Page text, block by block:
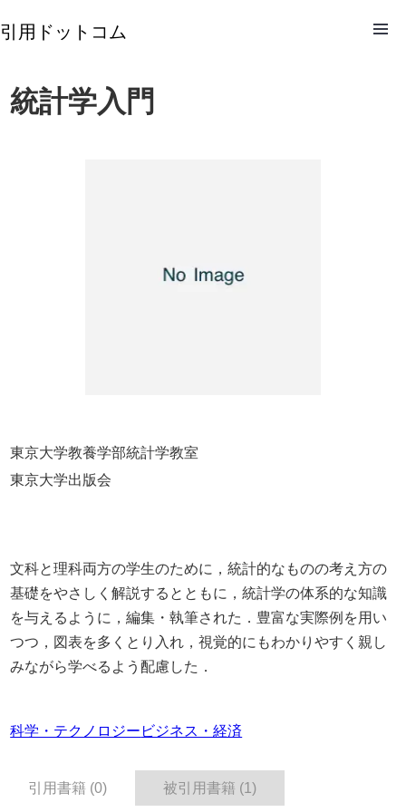
引用ドットコム
統計学入門
東京大学教養学部統計学教室
東京大学出版会
文科と理科両方の学生のために，統計的なものの考え方の
基礎をやさしく解説するとともに，統計学の体系的な知識
を与えるように，編集・執筆された．豊富な実際例を用い
つつ，図表を多くとり入れ，視覚的にもわかりやすく親し
みながら学べるよう配慮した．
科学・テクノロジー ビジネス・経済
引用書籍 (0) 被引用書籍 (1)